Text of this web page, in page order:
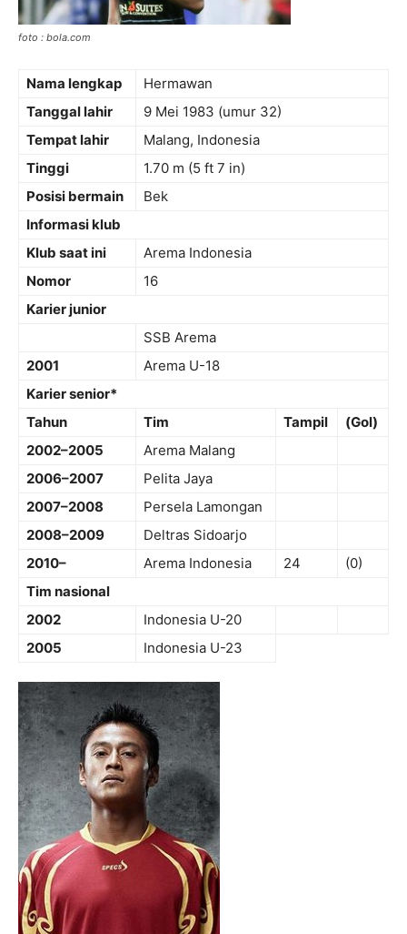
foto : bola.com
Nama lengkap
Hermawan
Tanggal lahir
9 Mei 1983 (umur 32)
Tempat lahir
Malang, Indonesia
Tinggi
1.70 m (5 ft 7 in)
Posisi bermain
Bek
Informasi klub
Klub saat ini
Arema Indonesia
Nomor
16
Karier junior
SSB Arema
2001
Arema U-18
Karier senior*
Tahun
Tim Tampil
(Gol)
2002–2005
Arema Malang
2006–2007
Pelita Jaya
2007–2008
Persela Lamongan
2008–2009
Deltras Sidoarjo
2010–
Arema Indonesia 24
(0)
Tim nasional
2002
Indonesia U-20
2005
Indonesia U-23